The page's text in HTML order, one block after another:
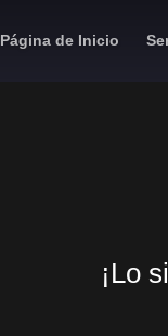
Página de Inicio
¡Lo